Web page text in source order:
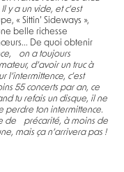
y a un vide, et c’est
« Sittin’ Sideways »,
belle richesse
De quoi obtenir
on a toujours
d’avoir un truc à
c’est
55 concerts par an, ce
tu refais un disque, il ne
perdre ton intermittence.
de précarité, à moins de
mais ça n’arrivera pas !